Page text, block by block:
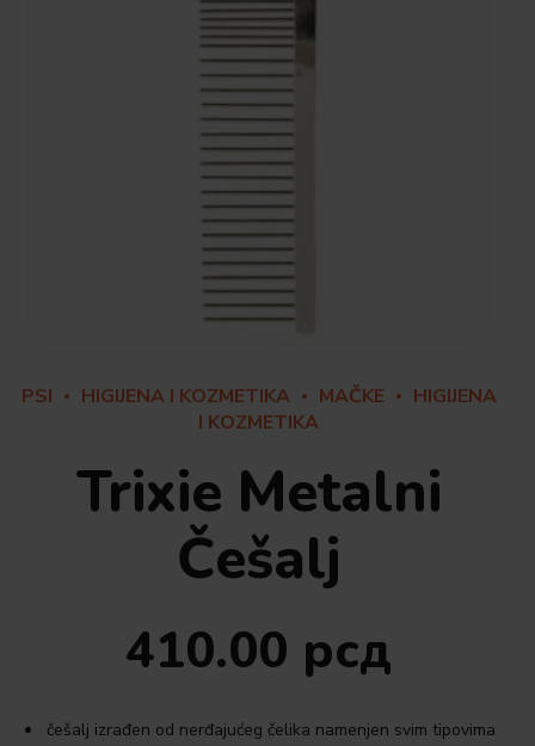
PSI HIGIJENA I KOZMETIKA MAČKE
HIGIJENA
I KOZMETIKA
Trixie Metalni
Češalj
410.00 рсд
češalj izrađen od nerđajućeg čelika namenjen svim tipovima